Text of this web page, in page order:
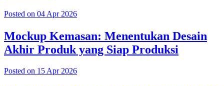
Posted on 04 Apr 2026
Mockup Kemasan: Menentukan Desain
Akhir Produk yang Siap Produksi
Posted on 15 Apr 2026